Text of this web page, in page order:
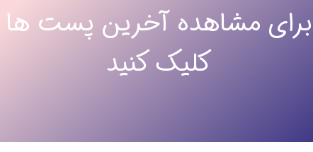
برای مشاهده آخرین پست ها
کلیک کنید